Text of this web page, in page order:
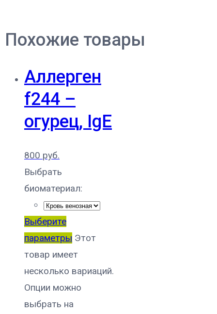
Похожие товары
Аллерген
f244 –
огурец, IgE
800 руб.
Выбрать
биоматериал:
Выберите
параметры Этот
товар имеет
несколько вариаций.
Опции можно
выбрать на